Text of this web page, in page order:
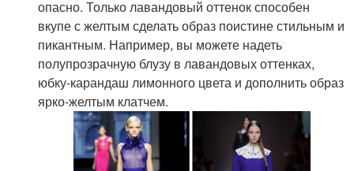
опасно. Только лавандовый оттенок способен
вкупе с желтым сделать образ поистине стильным и
пикантным. Например, вы можете надеть
полупрозрачную блузу в лавандовых оттенках,
юбку-карандаш лимонного цвета и дополнить образ
ярко-желтым клатчем.